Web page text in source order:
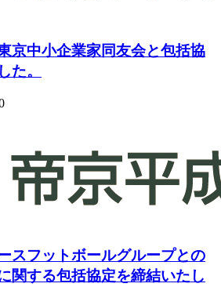
京中小企業家同友会と包括協
た。
スフットボールグループとの
関する包括協定を締結いたし